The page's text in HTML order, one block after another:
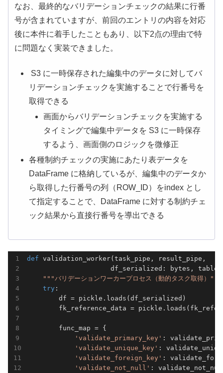
なお、最終的なバリデーションチェックの結果に行番
号が含まれていますが、前回のエントリの内容を対応
後に本件に着手したこともあり、以下2点の理由で特
に問題なく実装できました。
S3 に一時保存された編集中のデータに対してバ
リデーションチェックを実施することで行番号を
取得できる
画面からバリデーションチェックを実施する
タイミングで編集中データを S3 に一時保存
するよう、画面側のロジックを微修正
各種制約チェックの実施にあたり表データを
DataFrame に格納しているが、編集中のデータか
ら取得した行番号の列（ROW_ID）をindex とし
て指定することで、DataFrame に対する制約チェ
ック結果から直接行番号を導出できる
def validation_worker(task_pipe, result_pipe,
df_serialized: bytes,
"""バリデーションワーカープロセス（動的タスク取得）"""
try :
df = pickle.loads(df_serialized)
fk_reference_data =
func_map = {
'validate_primary_key' :
'validate_unique_key' :
'validate_foreign_key' :
'validate_not_null' :